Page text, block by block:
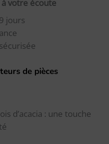
votre écoute
jours
de pièces
d’acacia : une touche